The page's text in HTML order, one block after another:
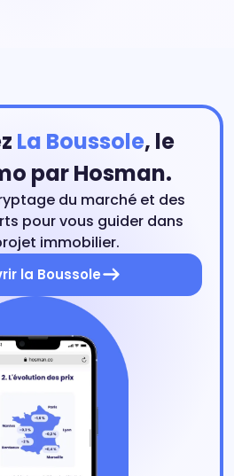
La Boussole, le
par Hosman.
du marché et des
pour vous guider dans
immobilier.
la Boussole